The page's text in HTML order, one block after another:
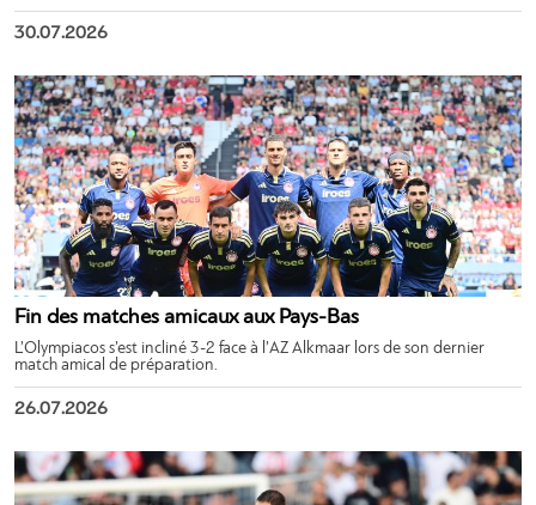
30.07.2026
Fin des matches amicaux aux Pays-Bas
L’Olympiacos s’est incliné 3-2 face à l’AZ Alkmaar lors de son dernier
match amical de préparation.
26.07.2026